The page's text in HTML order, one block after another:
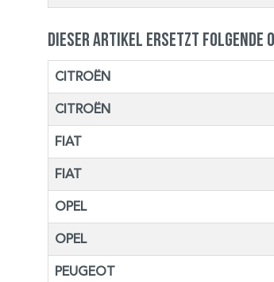
Dieser Artikel ersetzt folgende
CITROËN
CITROËN
FIAT
FIAT
OPEL
OPEL
PEUGEOT